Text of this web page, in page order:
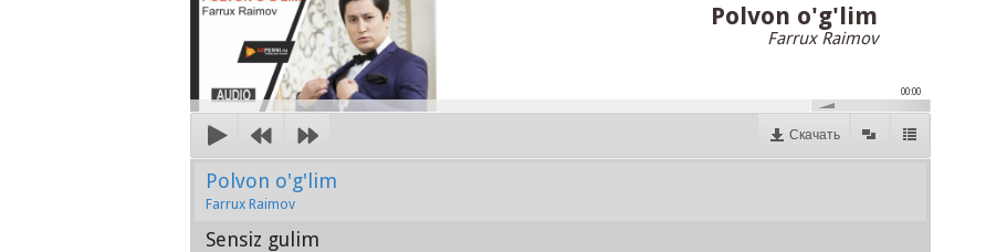
Polvon o'g'lim
Farrux Raimov
00:00
Скачать
Polvon o'g'lim
Farrux Raimov
Sensiz gulim